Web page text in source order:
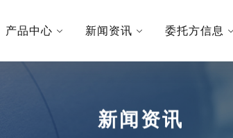
产品中心 新闻资讯 委托方信息
新闻资讯